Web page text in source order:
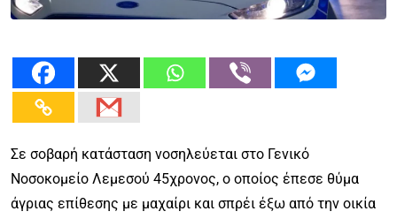
Σε σοβαρή κατάσταση νοσηλεύεται στο Γενικό
Νοσοκομείο Λεμεσού 45χρονος, ο οποίος έπεσε θύμα
άγριας επίθεσης με μαχαίρι και σπρέι έξω από την οικία